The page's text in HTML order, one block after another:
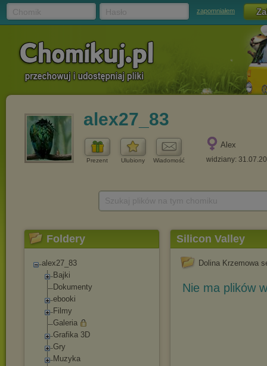
zapomniałem
alex27_83
Prezent Ulubiony Wiadomość
Alex
widziany:
Foldery
alex27_83
Bajki
Dokumenty
ebooki
Filmy
Galeria
Grafika 3D
Gry
Muzyka
Silicon Valley
Dolina Krzemowa
Nie ma plików